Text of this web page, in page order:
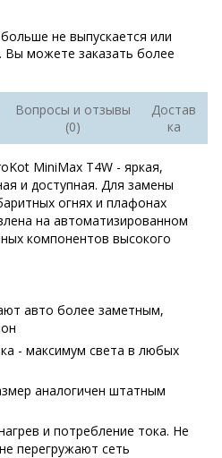
не выпускается или
можете заказать более
Вопросы и отзывы
(0)
Достав
ка
MiniMax T4W - яркая,
и доступная. Для замены
огнях и плафонах
на автоматизированном
компонентов высокого
авто более заметным,
- максимум света в любых
аналогичен штатным
и потребление тока. Не
перегружают сеть